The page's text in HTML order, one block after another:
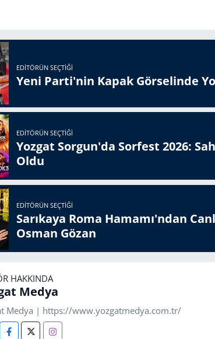
EDITÖRÜN SEÇTIĞI
Yeni Parti'nin Kapak Görselinde
EDITÖRÜN SEÇTIĞI
Yozgat Sorgun'da Sorfest 2026:
Oldu
EDITÖRÜN SEÇTIĞI
Sarıkaya Roma Hamamı'ndan
Osman Gözan
HAKKINDA
Medya
Medya | https://www.yozgatmedya.com.tr/